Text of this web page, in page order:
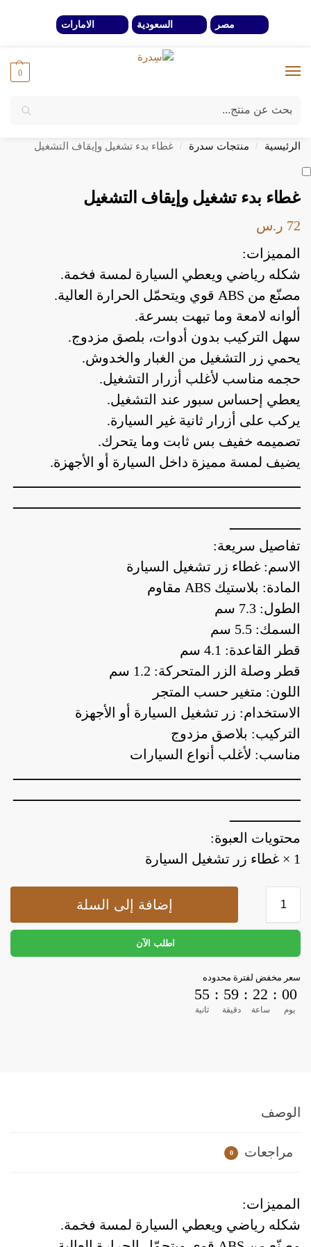
مصر السعودية الامارات
0
أدوات منزلية أدوات يدوية إصلاحات
خصومات 40% لفترة محدوة وحتي نفاذ الكمية
الرئيسية / منتجات سدرة / غطاء بدء تشغيل وإيقاف التشغيل
غطاء بدء تشغيل وإيقاف التشغيل
72 ر.س
المميزات:
شكله رياضي ويعطي السيارة لمسة فخمة.
مصنّع من ABS قوي ويتحمّل الحرارة العالية.
ألوانه لامعة وما تبهت بسرعة.
سهل التركيب بدون أدوات، بلصق مزدوج.
يحمي زر التشغيل من الغبار والخدوش.
حجمه مناسب لأغلب أزرار التشغيل.
يعطي إحساس سبور عند التشغيل.
يركب على أزرار ثانية غير السيارة.
تصميمه خفيف بس ثابت وما يتحرك.
يضيف لمسة مميزة داخل السيارة أو الأجهزة.
ـــــــــــــــــــــــــــــــــــــــــــــــــــــــــــــــــــــ
ـــــــــــــــــــــــــــــــــــــــــــــــــــــــــــــــــــــ
ـــــــــــــــــ
تفاصيل سريعة:
الاسم: غطاء زر تشغيل السيارة
المادة: بلاستيك ABS مقاوم
الطول: 7.3 سم
السمك: 5.5 سم
قطر القاعدة: 4.1 سم
قطر وصلة الزر المتحركة: 1.2 سم
اللون: متغير حسب المتجر
الاستخدام: زر تشغيل السيارة أو الأجهزة
التركيب: بلاصق مزدوج
مناسب: لأغلب أنواع السيارات
ـــــــــــــــــــــــــــــــــــــــــــــــــــــــــــــــــــــ
ـــــــــــــــــــــــــــــــــــــــــــــــــــــــــــــــــــــ
ـــــــــــــــــ
محتويات العبوة:
1 × غطاء زر تشغيل السيارة
إضافة إلى السلة
اطلب الآن
سعر مخفض لفترة محدوده
00
يوم
:
22
ساعة
:
59
دقيقة
:
55
ثانية
الوصف
مراجعات 0
المميزات:
شكله رياضي ويعطي السيارة لمسة فخمة.